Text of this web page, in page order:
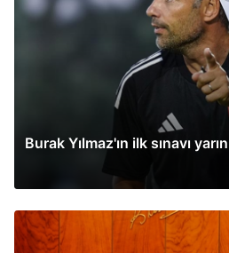
Burak Yılmaz'ın ilk sınavı yarın